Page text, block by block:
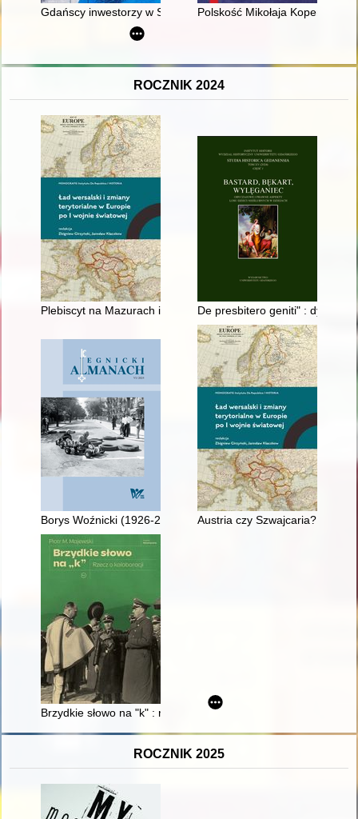
Gdańscy inwestorzy w Sopocie : prestiż finansowy i
Polskość Mikołaja Kopernika z
ROCZNIK 2024
Plebiscyt na Mazurach i Warmii w polskich podręcznikach do
De presbitero geniti" :
Borys Woźnicki (1926-2012) i rewitalizacja zamku w Olesku
Austria czy Szwajcaria?
Brzydkie słowo na "k" : rzecz o kolaboracji
ROCZNIK 2025